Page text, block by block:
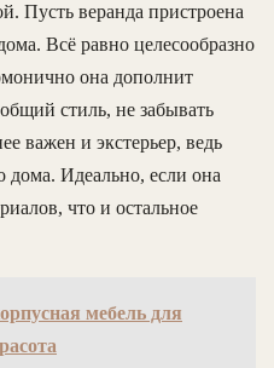
Пусть веранда пристроена
Всё равно целесообразно
она дополнит
стиль, не забывать
важен и экстерьер, ведь
дома. Идеально, если она
что и остальное
мебель для